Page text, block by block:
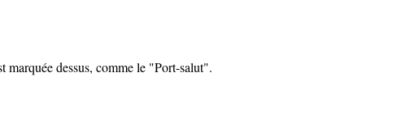
marquée dessus, comme le "Port-salut".